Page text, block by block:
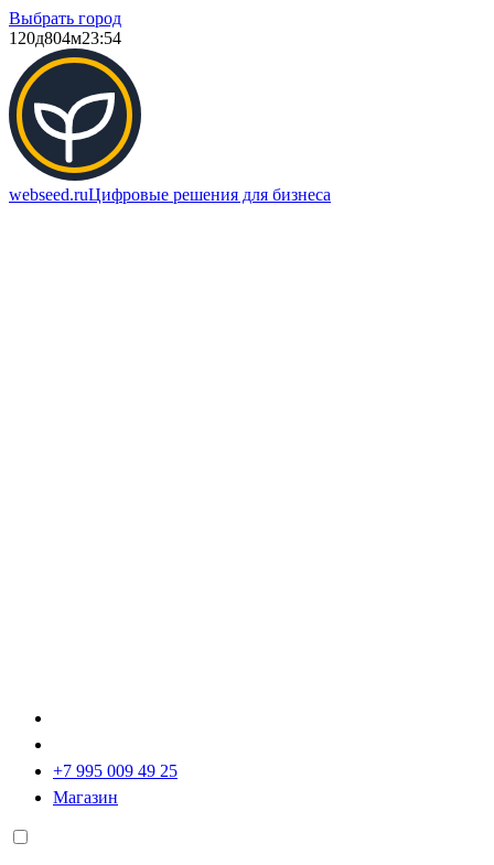
Выбрать город
120д804м23:54
webseed.ruЦифровые решения для бизнеса
+7 995 009 49 25
Магазин